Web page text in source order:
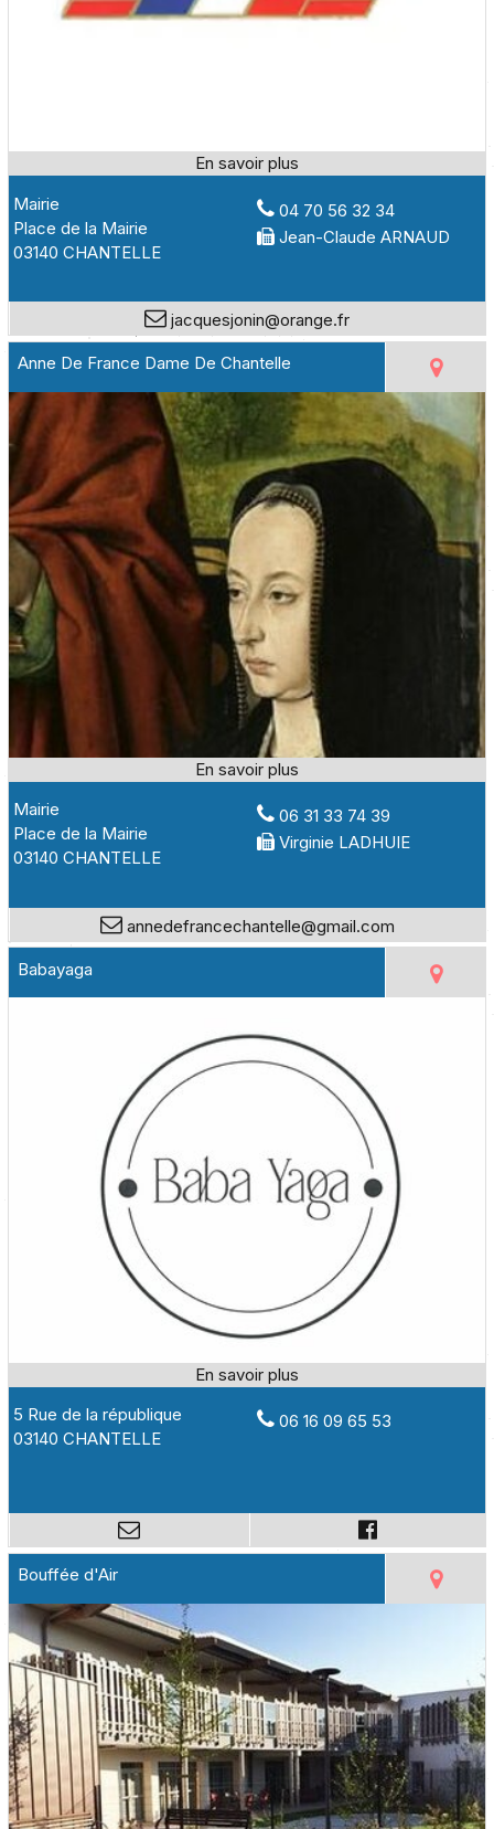
Mairie
Place de la Mairie
03140 CHANTELLE
04 70 56 32 34
Jean-Claude ARNAUD
jacquesjonin@orange.fr
Anne De France Dame De Chantelle
Mairie
Place de la Mairie
03140 CHANTELLE
06 31 33 74 39
Virginie LADHUIE
annedefrancechantelle@gmail.com
Babayaga
5 Rue de la république
03140 CHANTELLE
06 16 09 65 53
Bouffée d'Air